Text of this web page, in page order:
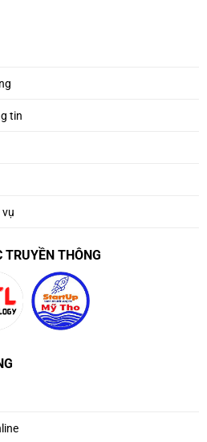
tin
TRUYỀN THÔNG